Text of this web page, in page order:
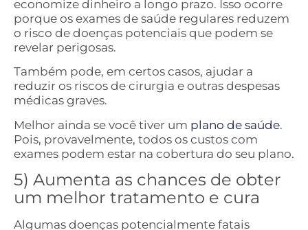
economize dinheiro a longo prazo. Isso ocorre
porque os exames de saúde regulares reduzem
o risco de doenças potenciais que podem se
revelar perigosas.
Também pode, em certos casos, ajudar a
reduzir os riscos de cirurgia e outras despesas
médicas graves.
Melhor ainda se você tiver um plano de saúde.
Pois, provavelmente, todos os custos com
exames podem estar na cobertura do seu plano.
5) Aumenta as chances de obter
um melhor tratamento e cura
Algumas doenças potencialmente fatais